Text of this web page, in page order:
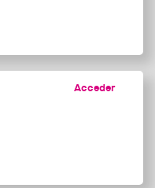
Acceder